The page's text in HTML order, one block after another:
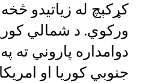
کړکېچ له زیاتیدو
ورکوي. د شمالي
دوامداره پاروني ته
جنوبي کوریا او